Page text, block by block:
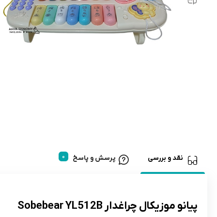
رابط و پد سینه
دستگاه بخور سرد کودک
اسباب بازی نوزاد
نقد و بررسی پرسش و پاسخ
پیانو موزیکال چراغدار Sobebear YL512B